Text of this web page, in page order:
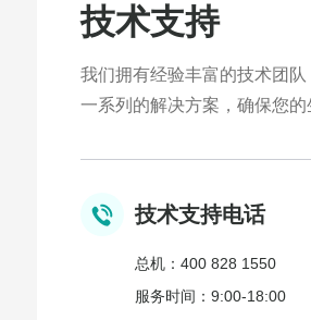
技术支持
我们拥有经验丰富的技术团
一系列的解决方案，确保您
技术支持电话
总机：400 828 1550
服务时间：9:00-18:00